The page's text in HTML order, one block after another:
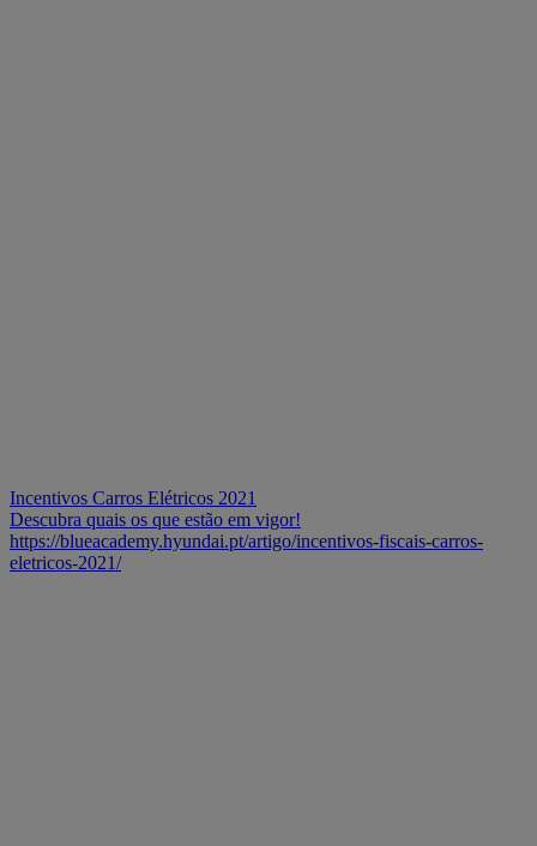
Incentivos Carros Elétricos 2021
Descubra quais os que estão em vigor!
https://blueacademy.hyundai.pt/artigo/incentivos-fiscais-carros-
eletricos-2021/